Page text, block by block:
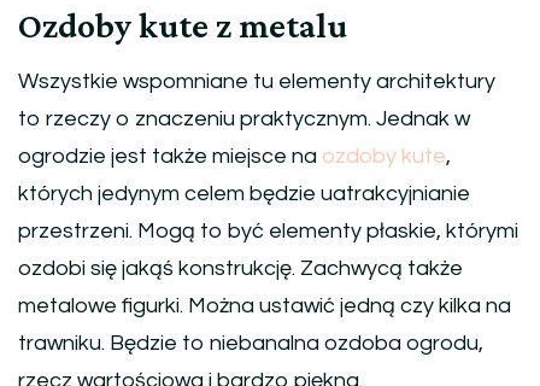
Ozdoby kute z metalu
Wszystkie wspomniane tu elementy architektury
to rzeczy o znaczeniu praktycznym. Jednak w
ogrodzie jest także miejsce na ozdoby kute,
których jedynym celem będzie uatrakcyjnianie
przestrzeni. Mogą to być elementy płaskie, którymi
ozdobi się jakąś konstrukcję. Zachwycą także
metalowe figurki. Można ustawić jedną czy kilka na
trawniku. Będzie to niebanalna ozdoba ogrodu,
rzecz wartościowa i bardzo piękna.